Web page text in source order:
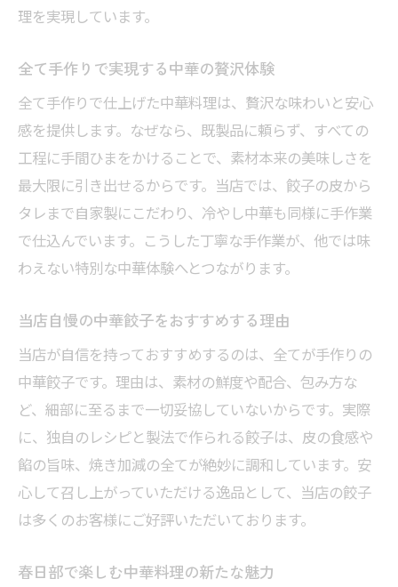
手作り中華で叶うコスパ抜群の満足感
春日部で広がる中華餃子の新たな魅力
全て手作りの冷やし中華が人気の理由
中華の伝統が息づく冷やし中華の魅力
手作り冷やし中華の丁寧な工程を解説
夏に食べたい中華冷やし中華の特徴
中華料理の中でも人気な冷やし中華とは
具材にこだわる中華冷やし中華の美味しさ
コスパ重視の中華料理で家族も大満足
中華の手作り餃子で味わうコスパの良さ
冷やし中華と餃子の満足セットを堪能
家族で楽しむ中華料理の選び方
ボリューム満点の中華で心も満たされる
リーズナブルに楽しむ中華の工夫とは
当店自慢の中華を家族でシェアしよう
中華の魅力満載の餃子と冷やし中華体験
理を実現しています。
全て手作りで実現する中華の贅沢体験
全て手作りで仕上げた中華料理は、贅沢な味わいと安心
感を提供します。なぜなら、既製品に頼らず、すべての
工程に手間ひまをかけることで、素材本来の美味しさを
最大限に引き出せるからです。当店では、餃子の皮から
タレまで自家製にこだわり、冷やし中華も同様に手作業
で仕込んでいます。こうした丁寧な手作業が、他では味
わえない特別な中華体験へとつながります。
当店自慢の中華餃子をおすすめする理由
当店が自信を持っておすすめするのは、全てが手作りの
中華餃子です。理由は、素材の鮮度や配合、包み方な
ど、細部に至るまで一切妥協していないからです。実際
に、独自のレシピと製法で作られる餃子は、皮の食感や
餡の旨味、焼き加減の全てが絶妙に調和しています。安
心して召し上がっていただける逸品として、当店の餃子
は多くのお客様にご好評いただいております。
春日部で楽しむ中華料理の新たな魅力